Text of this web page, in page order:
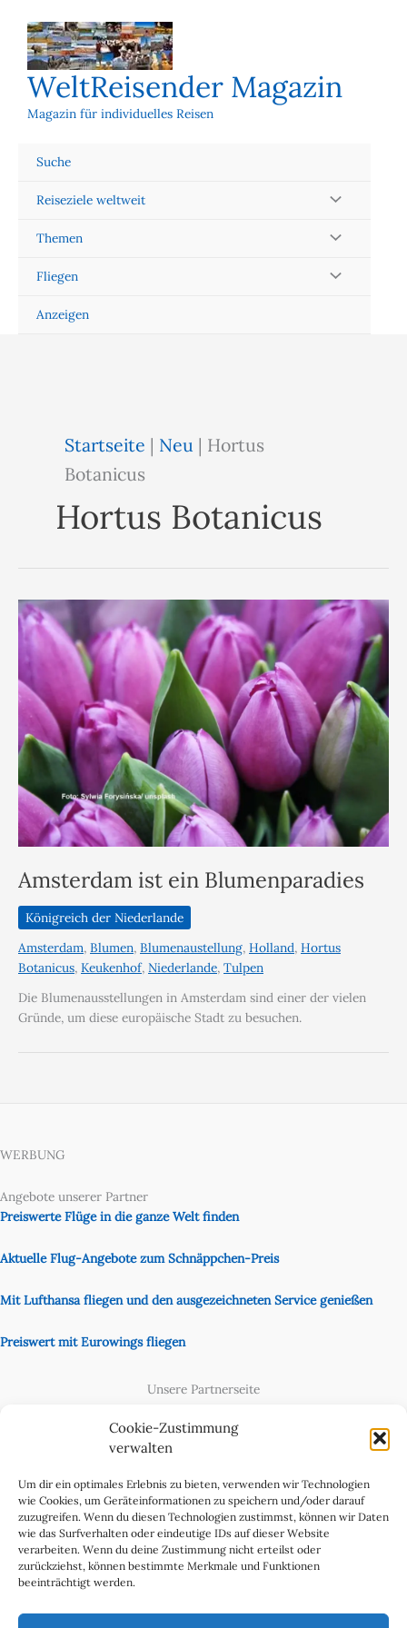
Cookie-Zustimmung
verwalten
Um dir ein optimales Erlebnis zu bieten, verwenden wir Technologien
wie Cookies, um Geräteinformationen zu speichern und/oder darauf
zuzugreifen. Wenn du diesen Technologien zustimmst, können wir Daten
wie das Surfverhalten oder eindeutige IDs auf dieser Website
verarbeiten. Wenn du deine Zustimmung nicht erteilst oder
zurückziehst, können bestimmte Merkmale und Funktionen
beeinträchtigt werden.
Inhalt
springen
WeltReisender Magazin
Magazin für individuelles Reisen
Suche
Reiseziele weltweit
Themen
Fliegen
Anzeigen
Startseite | Neu | Hortus
Botanicus
Hortus Botanicus
Amsterdam ist ein Blumenparadies
Königreich der Niederlande
Amsterdam, Blumen, Blumenaustellung, Holland, Hortus
Botanicus, Keukenhof, Niederlande, Tulpen
Die Blumenausstellungen in Amsterdam sind einer der vielen
Gründe, um diese europäische Stadt zu besuchen.
WERBUNG
Angebote unserer Partner
Preiswerte Flüge in die ganze Welt finden
Aktuelle Flug-Angebote zum Schnäppchen-Preis
Mit Lufthansa fliegen und den ausgezeichneten Service genießen
Preiswert mit Eurowings fliegen
Unsere Partnerseite
Cookie-Richtlinie (EU)